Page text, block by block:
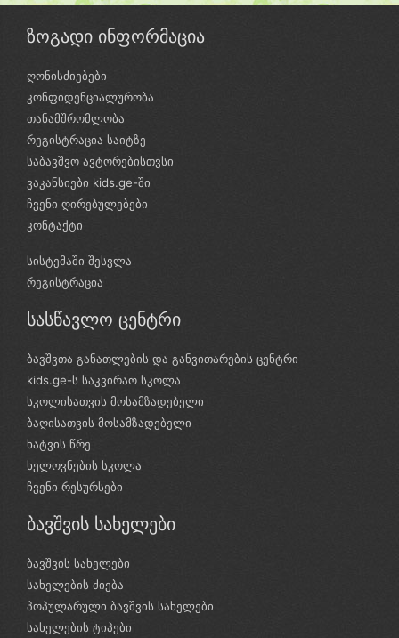
ზოგადი ინფორმაცია
ღონისძიებები
კონფიდენციალურობა
თანამშრომლობა
რეგისტრაცია საიტზე
საბავშვო ავტორებისთვსი
ვაკანსიები kids.ge-ში
ჩვენი ღირებულებები
კონტაქტი
სისტემაში შესვლა
რეგისტრაცია
სასწავლო ცენტრი
ბავშვთა განათლების და განვითარების ცენტრი
kids.ge-ს საკვირაო სკოლა
სკოლისათვის მოსამზადებელი
ბაღისათვის მოსამზადებელი
ხატვის წრე
ხელოვნების სკოლა
ჩვენი რესურსები
ბავშვის სახელები
ბავშვის სახელები
სახელების ძიება
პოპულარული ბავშვის სახელები
სახელების ტიპები